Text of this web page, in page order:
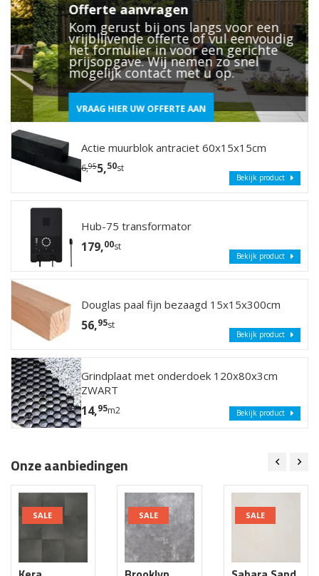
Offerte aanvragen
Kom gerust bij ons langs voor een
vrijblijvende offerte of vul eenvoudig
het formulier in voor een gerichte
prijsopgave. Wij nemen zo snel
mogelijk contact met u op.
VRAAG HIER UW OFFERTE AAN
Actie muurblok antraciet 60x15x15cm
6,955,50st
Bekijk product
Hub-75 transformator
179,00st
Bekijk product
Douglas paal fijn bezaagd 15x15x300cm
56,95st
Bekijk product
Grindplaat met onderdoek 120x80x3cm
ZWART
14,95m2 Bekijk product
Onze aanbiedingen
SALE SALE SALE